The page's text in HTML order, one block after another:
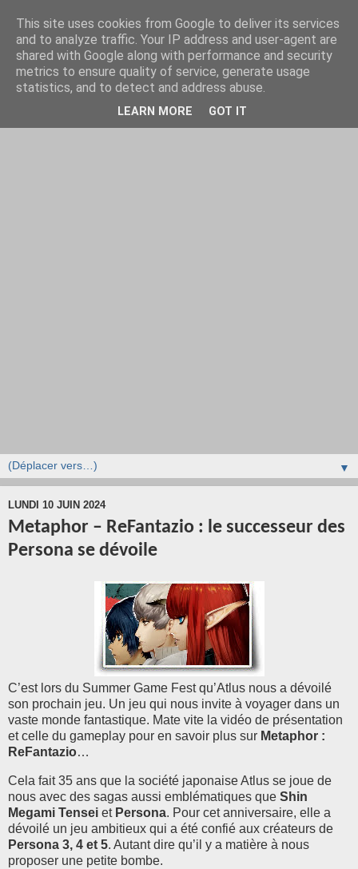
▼
LUNDI 10 JUIN 2024
Metaphor – ReFantazio : le successeur des
Persona se dévoile
C’est lors du Summer Game Fest qu’Atlus nous a dévoilé
son prochain jeu. Un jeu qui nous invite à voyager dans un
vaste monde fantastique. Mate vite la vidéo de présentation
et celle du gameplay pour en savoir plus sur Metaphor :
ReFantazio…
Cela fait 35 ans que la société japonaise Atlus se joue de
nous avec des sagas aussi emblématiques que Shin
Megami Tensei et Persona. Pour cet anniversaire, elle a
dévoilé un jeu ambitieux qui a été confié aux créateurs de
Persona 3, 4 et 5. Autant dire qu’il y a matière à nous
proposer une petite bombe.
This site uses cookies from Google to deliver its services
and to analyze traffic. Your IP address and user-agent are
shared with Google along with performance and security
metrics to ensure quality of service, generate usage
statistics, and to detect and address abuse.
LEARN MORE GOT IT